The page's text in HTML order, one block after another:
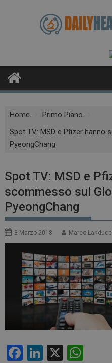
Home
Primo Piano
Spot TV: MSD e Pfizer hanno
PyeongChang
Spot TV: MSD e
scommesso sui
PyeongChang
8 Marzo 2018 Marco
F
Li X